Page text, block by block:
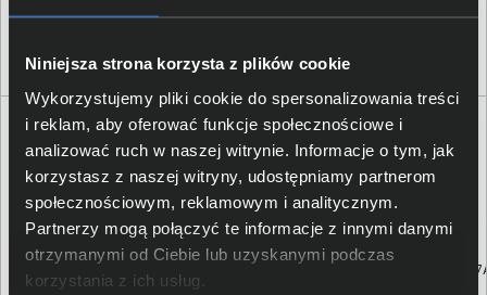
Niniejsza strona korzysta z plików cookie
Wykorzystujemy pliki cookie do spersonalizowania treści
i reklam, aby oferować funkcje społecznościowe i
analizować ruch w naszej witrynie. Informacje o tym, jak
korzystasz z naszej witryny, udostępniamy partnerom
społecznościowym, reklamowym i analitycznym.
Partnerzy mogą połączyć te informacje z innymi danymi
otrzymanymi od Ciebie lub uzyskanymi podczas
korzystania z ich usług.
wybierali również
Tusz HP 953XL błękitny F6U16AE Tusz HP 953XL purpurowy